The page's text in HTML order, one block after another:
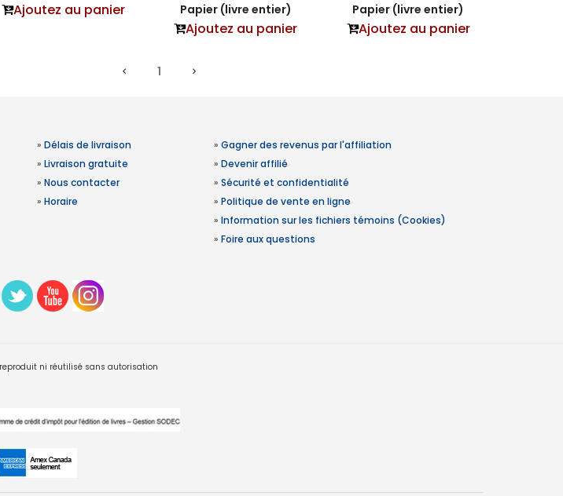
Ajoutez au panier
Papier (livre entier)
Ajoutez au panier
Papier (livre entier)
Ajoutez au panier
1
» Délais de livraison
» Livraison gratuite
» Nous contacter
» Horaire
» Gagner des revenus par l'affiliation
» Devenir affilié
» Sécurité et confidentialité
» Politique de vente en ligne
» Information sur les fichiers témoins (Cookies)
» Foire aux questions
ni réutilisé sans autorisation